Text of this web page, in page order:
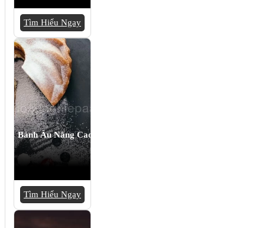
Tìm Hiểu Ngay
Bánh Âu Nâng Cao
Tìm Hiểu Ngay